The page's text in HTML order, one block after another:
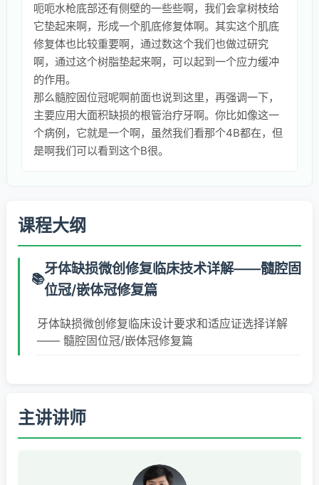
呃呃水枪底部还有侧壁的一些些啊，我们会拿树枝给
它垫起来啊，形成一个肌底修复体啊。其实这个肌底
修复体也比较重要啊，通过数这个我们也做过研究
啊，通过这个树脂垫起来啊，可以起到一个应力缓冲
的作用。
那么髓腔固位冠呢啊前面也说到这里，再强调一下，
主要应用大面积缺损的根管治疗牙啊。你比如像这一
个病例，它就是一个啊，虽然我们看那个4B都在，但
是啊我们可以看到这个B很。
课程大纲
牙体缺损微创修复临床技术详解——髓腔固
位冠/嵌体冠修复篇
牙体缺损微创修复临床设计要求和适应证选择详解
—— 髓腔固位冠/嵌体冠修复篇
主讲讲师